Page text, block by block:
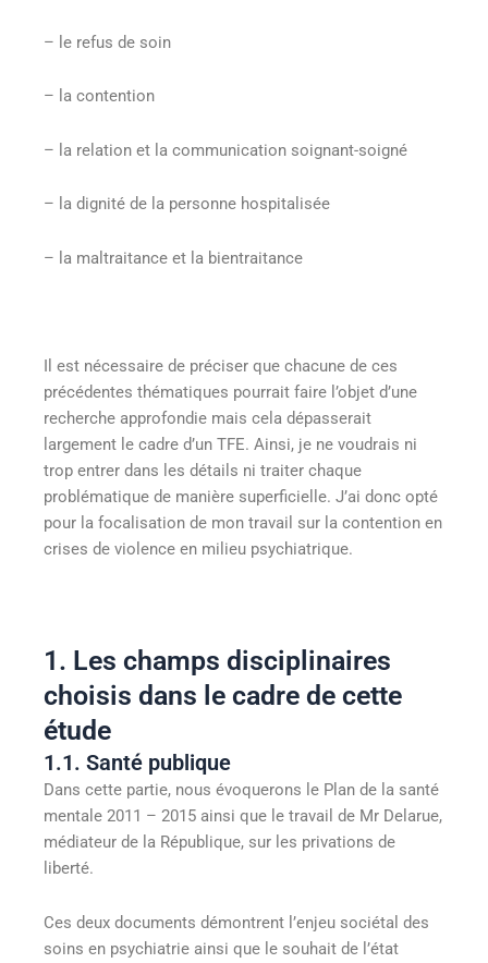
– le refus de soin
– la contention
– la relation et la communication soignant-soigné
– la dignité de la personne hospitalisée
– la maltraitance et la bientraitance
Il est nécessaire de préciser que chacune de ces
précédentes thématiques pourrait faire l’objet d’une
recherche approfondie mais cela dépasserait
largement le cadre d’un TFE. Ainsi, je ne voudrais ni
trop entrer dans les détails ni traiter chaque
problématique de manière superficielle. J’ai donc opté
pour la focalisation de mon travail sur la contention en
crises de violence en milieu psychiatrique.
1. Les champs disciplinaires
choisis dans le cadre de cette
étude
1.1. Santé publique
Dans cette partie, nous évoquerons le Plan de la santé
mentale 2011 – 2015 ainsi que le travail de Mr Delarue,
médiateur de la République, sur les privations de
liberté.
Ces deux documents démontrent l’enjeu sociétal des
soins en psychiatrie ainsi que le souhait de l’état